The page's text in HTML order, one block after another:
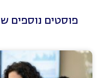
פוסטים נוספים